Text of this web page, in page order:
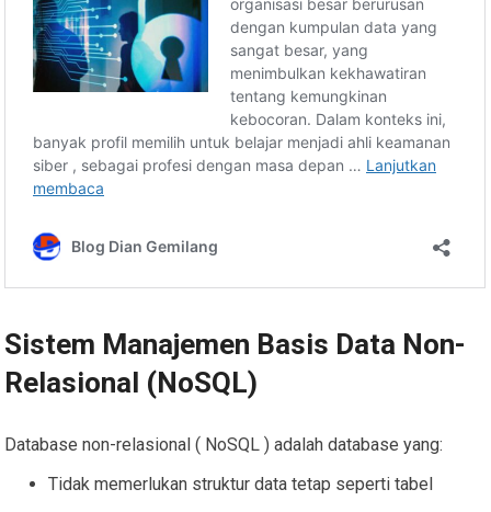
Sistem Manajemen Basis Data Non-
Relasional (NoSQL)
Database non-relasional ( NoSQL ) adalah database yang:
Tidak memerlukan struktur data tetap seperti tabel